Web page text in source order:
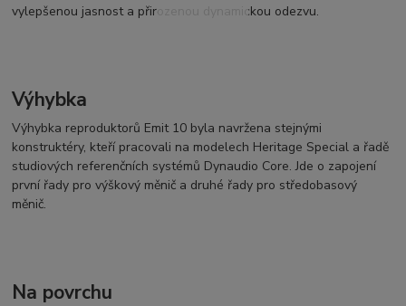
vylepšenou jasnost a přirozenou dynamickou odezvu.
Výhybka
Výhybka reproduktorů Emit 10 byla navržena stejnými
konstruktéry, kteří pracovali na modelech Heritage Special a řadě
studiových referenčních systémů Dynaudio Core. Jde o zapojení
první řady pro výškový měnič a druhé řady pro středobasový
měnič.
Na povrchu